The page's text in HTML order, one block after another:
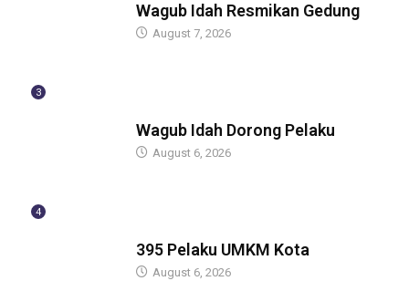
Wagub Idah Resmikan Gedung
August 7, 2026
3
Wagub Idah Dorong Pelaku
August 6, 2026
4
395 Pelaku UMKM Kota
August 6, 2026